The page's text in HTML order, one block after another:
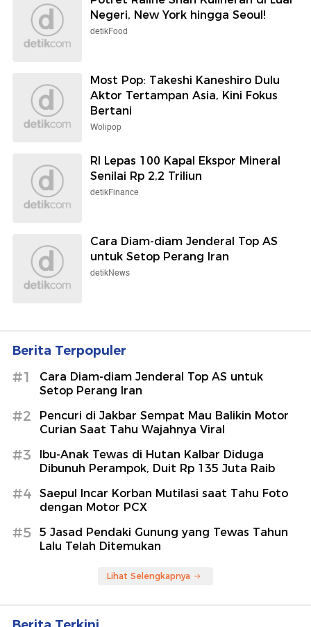
Negeri, New York hingga Seoul!
detikFood
Most Pop: Takeshi Kaneshiro Dulu
Aktor Tertampan Asia, Kini Fokus
Bertani
Wolipop
RI Lepas 100 Kapal Ekspor Mineral
Senilai Rp 2,2 Triliun
detikFinance
Cara Diam-diam Jenderal Top AS
untuk Setop Perang Iran
detikNews
Berita Terpopuler
#1
Cara Diam-diam Jenderal Top AS untuk
Setop Perang Iran
#2
Pencuri di Jakbar Sempat Mau Balikin Motor
Curian Saat Tahu Wajahnya Viral
#3
Ibu-Anak Tewas di Hutan Kalbar Diduga
Dibunuh Perampok, Duit Rp 135 Juta Raib
#4
Saepul Incar Korban Mutilasi saat Tahu Foto
dengan Motor PCX
#5
5 Jasad Pendaki Gunung yang Tewas Tahun
Lalu Telah Ditemukan
Lihat Selengkapnya